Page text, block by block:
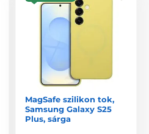
MagSafe szilikon tok,
Samsung Galaxy S25
Plus, sárga